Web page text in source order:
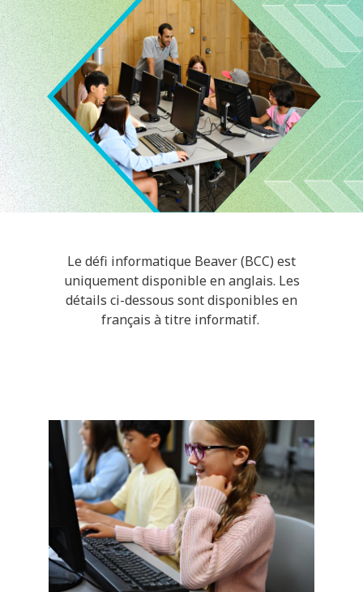
Le défi informatique Beaver (BCC) est
uniquement disponible en anglais. Les
détails ci-dessous sont disponibles en
français à titre informatif.